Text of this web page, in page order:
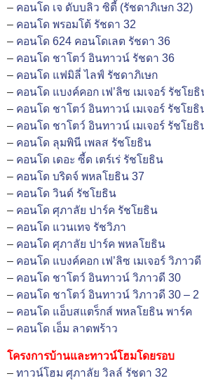
– คอนโด เจ ดับบลิว ซิตี้ (รัชดาภิเษก 32)
– คอนโด พรอมโต้ รัชดา 32
– คอนโด 624 คอนโดเลต รัชดา 36
– คอนโด ชาโตว์ อินทาวน์ รัชดา 36
– คอนโด แฟมิลี่ ไลฟ์ รัชดาภิเษก
– คอนโด แบงค์คอก เฟ’ลิซ เมเจอร์ รัชโยธิ
– คอนโด ชาโตว์ อินทาวน์ เมเจอร์ รัชโยธิ
– คอนโด ชาโตว์ อินทาวน์ เมเจอร์ รัชโยธิ
– คอนโด ลุมพินี เพลส รัชโยธิน
– คอนโด เดอะ ซี้ด เตร์เร่ รัชโยธิน
– คอนโด บริดจ์ พหลโยธิน 37
– คอนโด วินด์ รัชโยธิน
– คอนโด ศุภาลัย ปาร์ค รัชโยธิน
– คอนโด แวนเทจ รัชวิภา
– คอนโด ศุภาลัย ปาร์ค พหลโยธิน
– คอนโด แบงค์คอก เฟ’ลิซ เมเจอร์ วิภาวดี
– คอนโด ชาโตว์ อินทาวน์ วิภาวดี 30
– คอนโด ชาโตว์ อินทาวน์ วิภาวดี 30 – 2
– คอนโด แอ็บสแตร็กส์ พหลโยธิน พาร์ค
– คอนโด เอ็ม ลาดพร้าว
โครงการบ้านและทาวน์โฮมโดยรอบ
– ทาวน์โฮม ศุภาลัย วิลล์ รัชดา 32